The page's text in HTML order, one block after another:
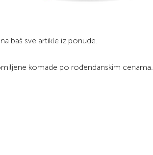
baš sve artikle iz ponude.
komade po rođendanskim cenama.